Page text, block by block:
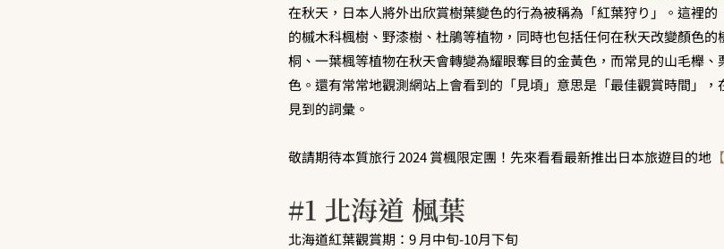
在秋天，日本人將外出欣賞樹葉變色的行為被稱為「紅葉狩り」。這裡
的槭木科楓樹、野漆樹、杜鵑等植物，同時也包括任何在秋天改變顏色
桐、一葉楓等植物在秋天會轉變為耀眼奪目的金黃色，而常見的山毛櫸
色。還有常常地觀測網站上會看到的「見頃」意思是「最佳觀賞時間」
見到的詞彙。
敬請期待本質旅行 2024 賞楓限定團！先來看看最新推出日本旅遊目的地 【
#1 北海道 楓葉
北海道紅葉觀賞期：9 月中旬-10月下旬